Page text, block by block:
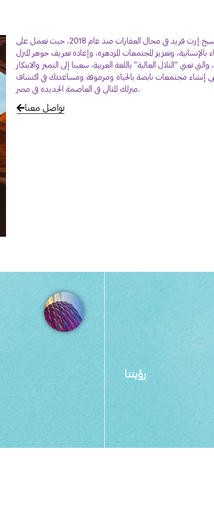
نشأت شركة أكام من رؤية تغيير حياة الناس، حيث عملت على ترسيخ إرث فريد في مجال العقارات منذ عام 2018، حيث تعمل على
تعني “التلال العالية” باللغة العربية، سعينا إلى التميز والابتكار
إنشاء مجتمعات نابضة بالحياة ومرموقة ومساعدتك في اكتشاف
منزلك المثالي في العاصمة الجديدة في مصر.
تواصل معنا
رؤيتنا